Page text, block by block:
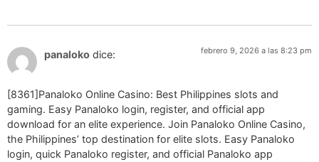
panaloko dice: febrero 9, 2026 a las 8:23 pm
[8361]Panaloko Online Casino: Best Philippines slots and
gaming. Easy Panaloko login, register, and official app
download for an elite experience. Join Panaloko Online Casino,
the Philippines’ top destination for elite slots. Easy Panaloko
login, quick Panaloko register, and official Panaloko app